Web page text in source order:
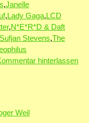
,Janelle
, Lady Gaga, LCD
,N*E*R*D & Daft
Sufjan Stevens,The
hinterlassen
Weil